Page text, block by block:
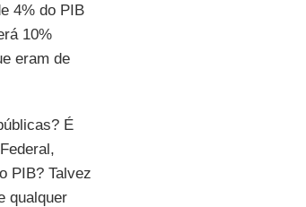
4% do PIB
10%
eram de
É
PIB? Talvez
qualquer